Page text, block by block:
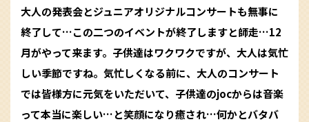
大人の発表会とジュニアオリジナルコンサートも無事に
終了して…この二つのイベントが終了しますと師走…12
月がやって来ます。子供達はワクワクですが、大人は気忙
しい季節ですね。気忙しくなる前に、大人のコンサート
では皆様方に元気をいただいて、子供達のjocからは音楽
って本当に楽しい…と笑顔になり癒され…何かとバタバ